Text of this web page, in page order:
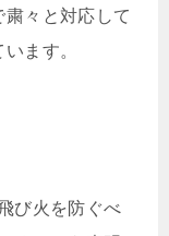
々と対応して
ます。
び火を防ぐべ